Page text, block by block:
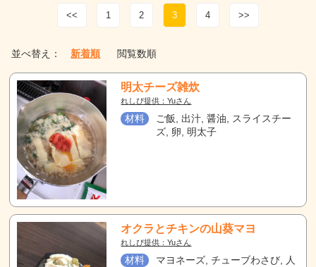
<< 1 2 3 4 >>
並べ替え： 新着順 閲覧数順
明太チーズ雑炊
れしぴ提供：Yuさん
材料
ご飯, 出汁, 醤油, スライスチー
ズ, 卵, 明太子
オクラとチキンの山葵マヨ
れしぴ提供：Yuさん
材料
マヨネーズ, チューブわさび, 人